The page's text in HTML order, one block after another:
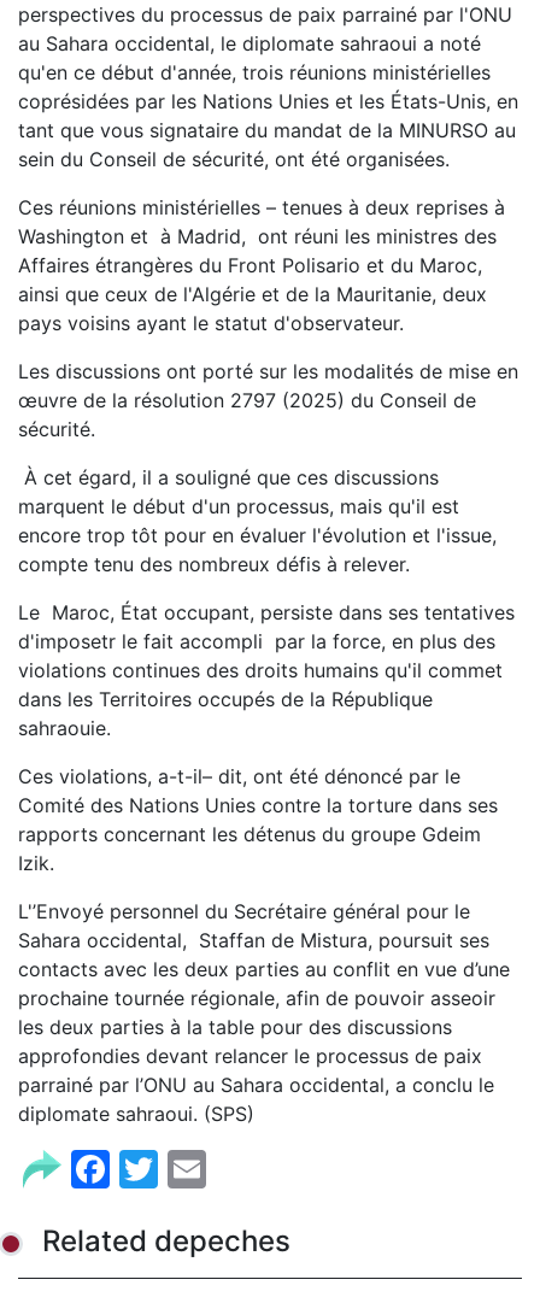
perspectives du processus de paix parrainé par l'ONU
au Sahara occidental, le diplomate sahraoui a noté
qu'en ce début d'année, trois réunions ministérielles
coprésidées par les Nations Unies et les États-Unis, en
tant que vous signataire du mandat de la MINURSO au
sein du Conseil de sécurité, ont été organisées.
Ces réunions ministérielles – tenues à deux reprises à
Washington et à Madrid, ont réuni les ministres des
Affaires étrangères du Front Polisario et du Maroc,
ainsi que ceux de l'Algérie et de la Mauritanie, deux
pays voisins ayant le statut d'observateur.
Les discussions ont porté sur les modalités de mise en
œuvre de la résolution 2797 (2025) du Conseil de
sécurité.
À cet égard, il a souligné que ces discussions
marquent le début d'un processus, mais qu'il est
encore trop tôt pour en évaluer l'évolution et l'issue,
compte tenu des nombreux défis à relever.
Le Maroc, État occupant, persiste dans ses tentatives
d'imposetr le fait accompli par la force, en plus des
violations continues des droits humains qu'il commet
dans les Territoires occupés de la République
sahraouie.
Ces violations, a-t-il– dit, ont été dénoncé par le
Comité des Nations Unies contre la torture dans ses
rapports concernant les détenus du groupe Gdeim
Izik.
L'’Envoyé personnel du Secrétaire général pour le
Sahara occidental, Staffan de Mistura, poursuit ses
contacts avec les deux parties au conflit en vue d’une
prochaine tournée régionale, afin de pouvoir asseoir
les deux parties à la table pour des discussions
approfondies devant relancer le processus de paix
parrainé par l’ONU au Sahara occidental, a conclu le
diplomate sahraoui. (SPS)
Facebook
Twitter
Related depeches